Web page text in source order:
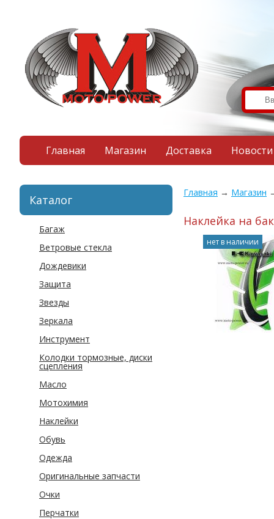
Главная Магазин Доставка Новости
Каталог
Багаж
Ветровые стекла
Дождевики
Защита
Звезды
Зеркала
Инструмент
Колодки тормозные, диски
сцепления
Масло
Мотохимия
Наклейки
Обувь
Одежда
Оригинальные запчасти
Очки
Перчатки
Главная → Магазин
Наклейка на
нет в наличии